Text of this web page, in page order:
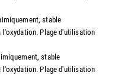
stable
Plage d'utilisation
stable
Plage d'utilisation